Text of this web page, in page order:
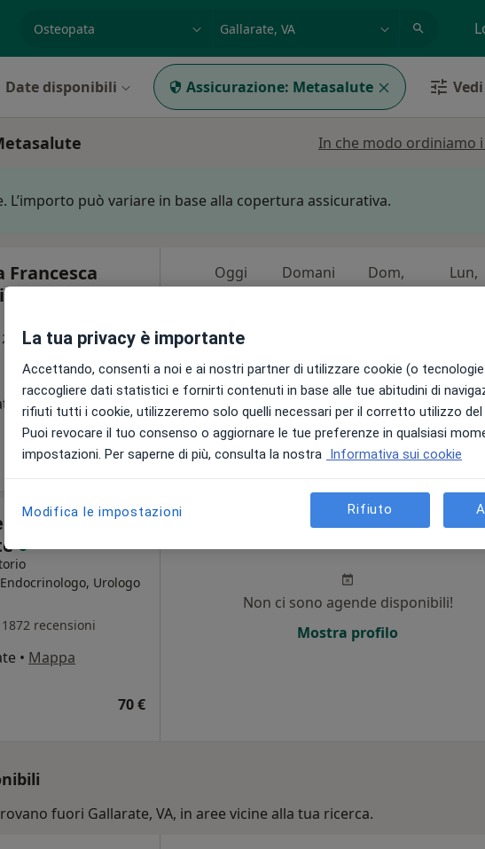
Date disponibili Assicurazione: Metasalute
In che modo ordiniamo
può variare in base alla copertura assicurativa.
Francesca
2 recensioni
Mappa
70 €
Oggi
7 Ago
Domani
8 Ago
Dom,
9 Ago
Lun,
10 Ago
Chiedi di attivare le prenotazioni online
Service -
Urologo
1872 recensioni
• Mappa
70 €
Domani
Non ci sono agende disponibili!
Mostra profilo
fuori Gallarate, VA, in aree vicine alla tua ricerca.
La tua privacy è importante
Accettando, consenti a noi e ai nostri partner di utilizzare cookie (o
raccogliere dati statistici e fornirti contenuti in base alle tue abitudini di
rifiuti tutti i cookie, utilizzeremo solo quelli necessari per il corretto utilizzo
Puoi revocare il tuo consenso o aggiornare le tue preferenze in qualsiasi
impostazioni. Per saperne di più, consulta la nostra Informativa sui cookie
Modifica le impostazioni Rifiuto